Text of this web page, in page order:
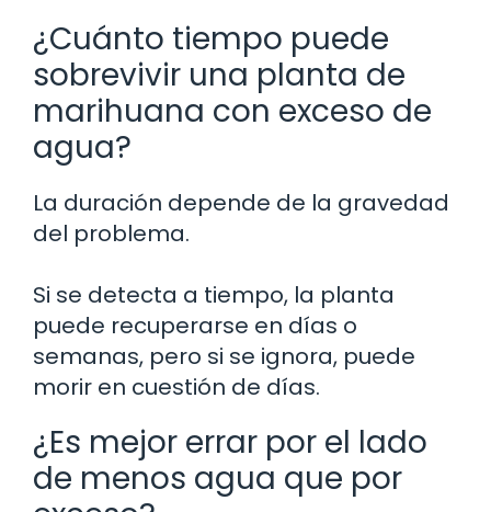
¿Cuánto tiempo puede
sobrevivir una planta de
marihuana con exceso de
agua?
La duración depende de la gravedad
del problema.
Si se detecta a tiempo, la planta
puede recuperarse en días o
semanas, pero si se ignora, puede
morir en cuestión de días.
¿Es mejor errar por el lado
de menos agua que por